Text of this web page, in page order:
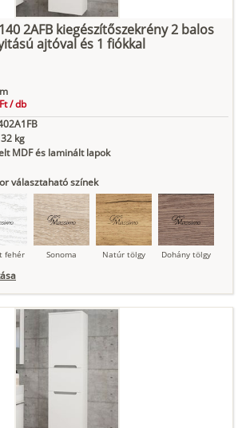
2AFB kiegészítőszekrény 2 balos
ajtóval és 1 fiókkal
/db
32 kg
MDF és laminált lapok
választaható színek
fehér Sonoma Natúr tölgy Dohány tölgy
Szupermatt
Füstös zöld